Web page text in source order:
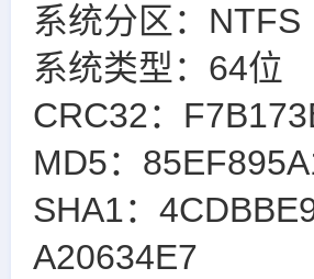
系统分区：NTFS
系统类型：64位
CRC32：
MD5：
SHA1：
A20634E7